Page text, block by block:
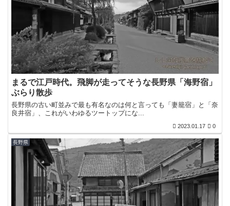
まるで江戸時代。飛脚が走ってそうな長野県「海野宿」
ぶらり散歩
長野県の古い町並みで最も有名なのは何と言っても「妻籠宿」と「奈
良井宿」、これがいわゆるツートップにな...
2023.01.17 0
長野県